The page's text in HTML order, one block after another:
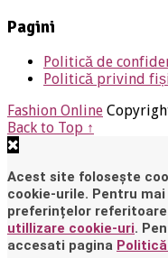
Pagini
Politică de
Politică privind
Fashion Online
Back to Top ↑
Acest site folosește
cookie-urile. Pentru
preferințelor
utillizare cookie-uri.
accesati pagina